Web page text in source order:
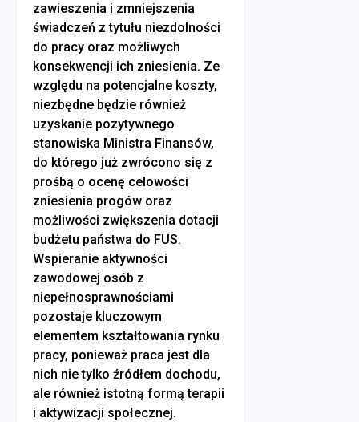
zawieszenia i zmniejszenia
świadczeń z tytułu niezdolności
do pracy oraz możliwych
konsekwencji ich zniesienia. Ze
względu na potencjalne koszty,
niezbędne będzie również
uzyskanie pozytywnego
stanowiska Ministra Finansów,
do którego już zwrócono się z
prośbą o ocenę celowości
zniesienia progów oraz
możliwości zwiększenia dotacji
budżetu państwa do FUS.
Wspieranie aktywności
zawodowej osób z
niepełnosprawnościami
pozostaje kluczowym
elementem kształtowania rynku
pracy, ponieważ praca jest dla
nich nie tylko źródłem dochodu,
ale również istotną formą terapii
i aktywizacji społecznej.